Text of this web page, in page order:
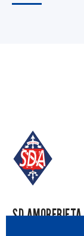
SD AMOREBIETA